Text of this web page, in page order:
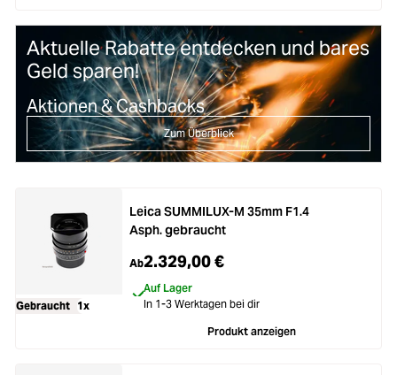
Aktuelle Rabatte entdecken und bares
Geld sparen!
Aktionen & Cashbacks
Zum Überblick
Gebraucht 1x
Leica SUMMILUX-M 35mm F1.4
Asph. gebraucht
Ab2.329,00 €
Auf Lager
In 1-3 Werktagen bei dir
Produkt anzeigen